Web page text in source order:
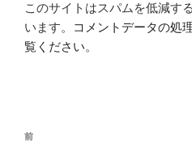
このサイトはスパムを低減す
います。
コメントデータの処
覧ください。
投
前
前